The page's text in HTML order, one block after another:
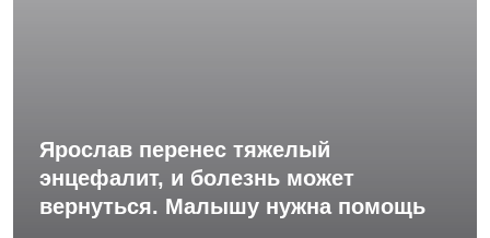
Ярослав перенес тяжелый
энцефалит, и болезнь может
вернуться. Малышу нужна помощь